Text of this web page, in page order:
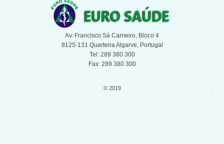
Av. Francisco Sá Carneiro, Bloco 4
8125-131 Quarteira Algarve, Portugal
Tel: 289 380 300
Fax: 289 380 300
© 2019